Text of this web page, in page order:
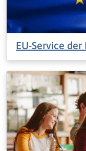
EU-Service